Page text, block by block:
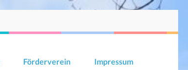
Förderverein Impressum